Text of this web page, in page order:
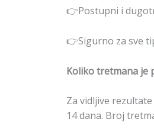
👉Postupni i
👉Sigurno za sve
Koliko tretmana je
Za vidljive
14 dana. Broj